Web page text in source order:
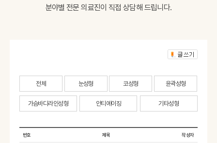
분야별 전문 의료진이 직접 상담해 드립니다.
전체 눈성형 코성형 윤곽성형
가슴바디라인성형 안티에이징 기타성형
번호 제목 작성자